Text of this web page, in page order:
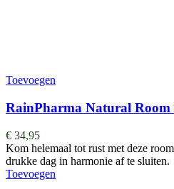
Toevoegen
RainPharma Natural Room
€ 34,95
Kom helemaal tot rust met deze
drukke dag in harmonie af te
Toevoegen